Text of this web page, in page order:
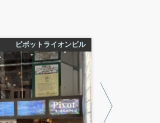
ピボットライオンビル